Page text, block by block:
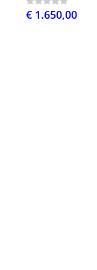
€ 1.650,00